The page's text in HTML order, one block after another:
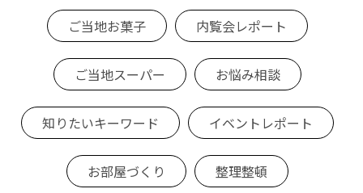
ご当地お菓子 内覧会レポート
ご当地スーパー お悩み相談
知りたいキーワード イベントレポート
お部屋づくり 整理整頓